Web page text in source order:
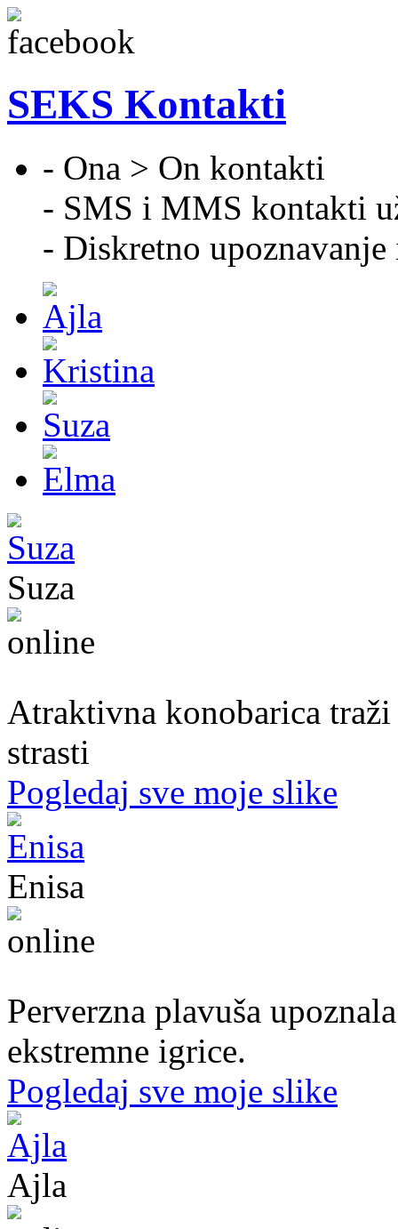
SEKS Kontakti
- Ona > On kontakti
- SMS i MMS kontakti
- Diskretno upoznavanje
Suza
Atraktivna konobarica
strasti
Pogledaj sve moje slike
Enisa
Perverzna plavuša
ekstremne igrice.
Pogledaj sve moje slike
Ajla